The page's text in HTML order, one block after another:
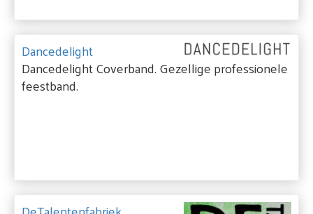
Dancedelight
Dancedelight Coverband. Gezellige professionele
feestband.